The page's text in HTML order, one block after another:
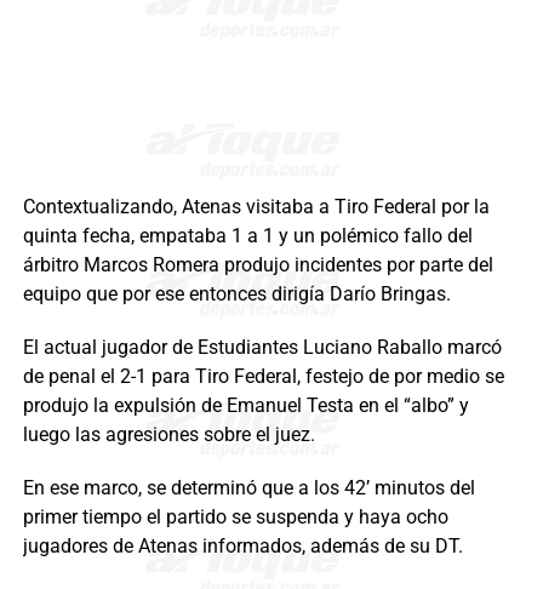
Contextualizando, Atenas visitaba a Tiro Federal por la
quinta fecha, empataba 1 a 1 y un polémico fallo del
árbitro Marcos Romera produjo incidentes por parte del
equipo que por ese entonces dirigía Darío Bringas.
El actual jugador de Estudiantes Luciano Raballo marcó
de penal el 2-1 para Tiro Federal, festejo de por medio se
produjo la expulsión de Emanuel Testa en el “albo” y
luego las agresiones sobre el juez.
En ese marco, se determinó que a los 42’ minutos del
primer tiempo el partido se suspenda y haya ocho
jugadores de Atenas informados, además de su DT.